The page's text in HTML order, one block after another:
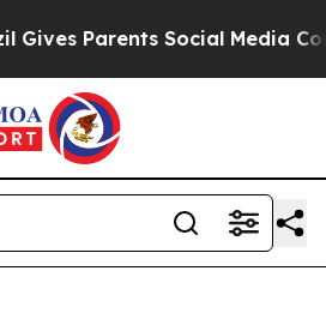
Parents Social Media